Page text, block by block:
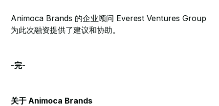
Animoca Brands 的企业顾问 Everest Ventures Group
为此次融资提供了建议和协助。
-完-
关于 Animoca Brands